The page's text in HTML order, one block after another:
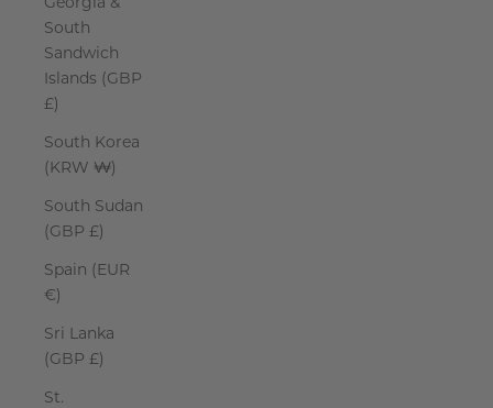
Georgia &
South
Sandwich
Islands (GBP
£)
South Korea
(KRW ₩)
South Sudan
(GBP £)
Spain (EUR
€)
Sri Lanka
(GBP £)
St.